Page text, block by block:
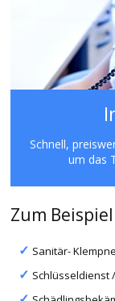
Schnell,
um das
Zum
Sanitär-
Schlüsseldienst